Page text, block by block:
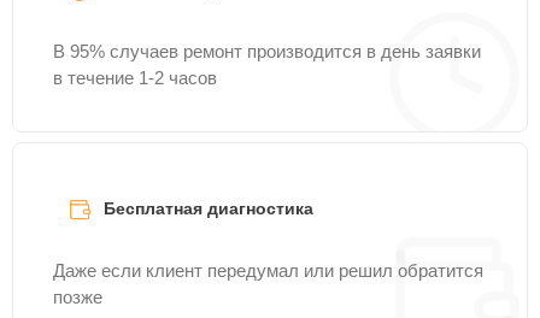
В 95% случаев ремонт производится в день заявки
в течение 1-2 часов
Бесплатная диагностика
Даже если клиент передумал или решил обратится
позже